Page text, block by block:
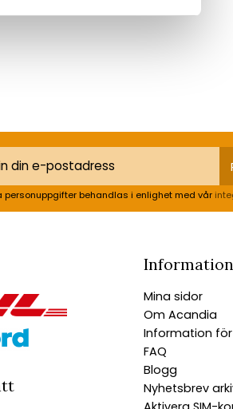
personuppgifter behandlas i enlighet med vår
Information
Mina sidor
Om Acandia
Information
FAQ
Blogg
Nyhetsbrev